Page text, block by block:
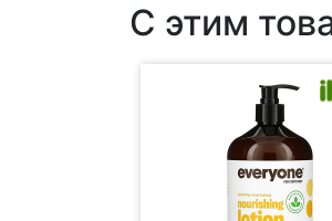
С этим